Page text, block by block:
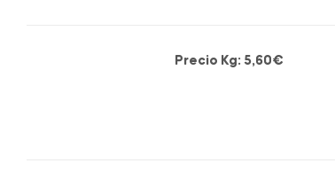
Precio Kg: 5,60€